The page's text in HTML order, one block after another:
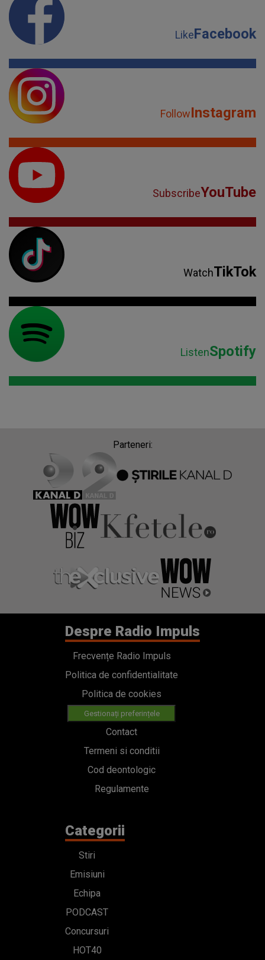
LikeFacebook
FollowInstagram
SubscribeYouTube
WatchTikTok
ListenSpotify
Parteneri:
Despre Radio Impuls
Frecvențe Radio Impuls
Politica de confidentialitate
Politica de cookies
Gestionați preferințele
Contact
Termeni si conditii
Cod deontologic
Regulamente
Categorii
Stiri
Emisiuni
Echipa
PODCAST
Concursuri
HOT40